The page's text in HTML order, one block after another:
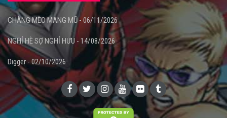
CHÀNG MÈO MANG MŨ - 06/11/2026
NGHỈ HÈ SỢ NGHỈ HƯU - 14/08/2026
Digger - 02/10/2026